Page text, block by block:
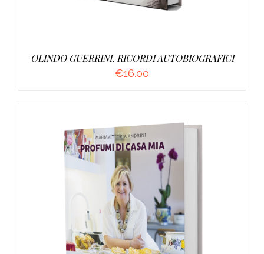
OLINDO GUERRINI. RICORDI AUTOBIOGRAFICI
€16.00
AGGIUNGI AL CARRELLO / DETTAGLI